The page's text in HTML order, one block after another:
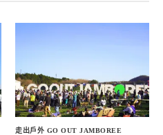
走出戶外 GO OUT JAMBOREE